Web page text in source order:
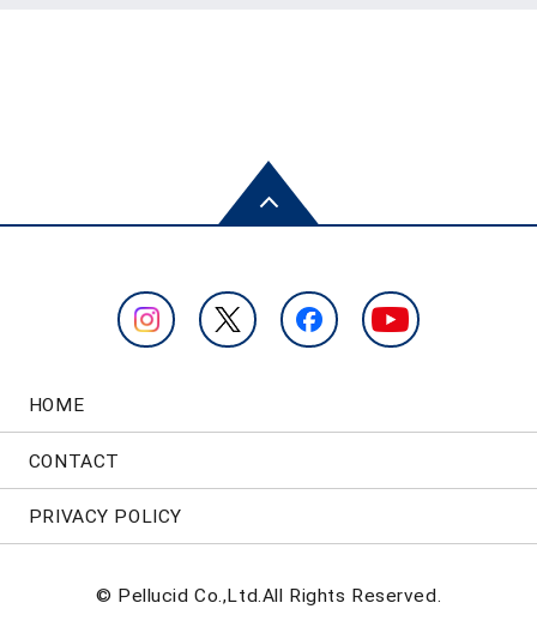
HOME
CONTACT
PRIVACY POLICY
© Pellucid Co.,Ltd.All Rights Reserved.